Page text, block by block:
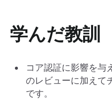
学んだ教訓
コア認証に影響を与
のレビューに加えて
です。